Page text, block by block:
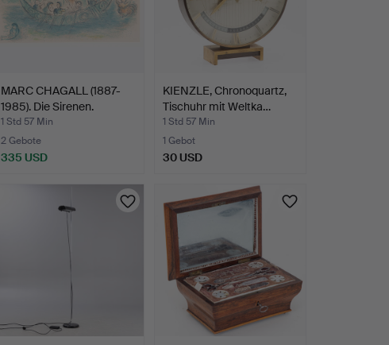
MARC CHAGALL (1887-
1985). Die Sirenen.
1 Std 57 Min
2 Gebote
335 USD
KIENZLE, Chronoquartz,
Tischuhr mit Weltka…
1 Std 57 Min
1 Gebot
30 USD